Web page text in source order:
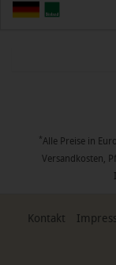
*Alle Preise in
Versandkosten,
Kontakt